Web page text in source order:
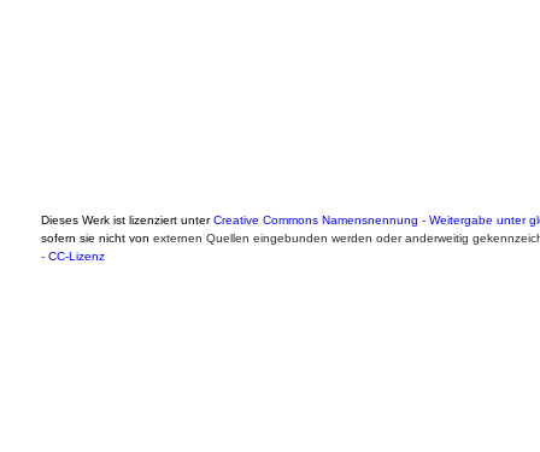
Dieses Werk ist lizenziert unterCreative Commons Namensnennung - Weitergabe unter
sofern sie nicht von externen Quellen eingebunden werden oder anderweitig
- CC-Lizenz